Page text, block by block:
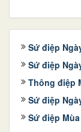
Sứ điệp
Sứ điệp
Thông điệp
Sứ điệp
Sứ điệp